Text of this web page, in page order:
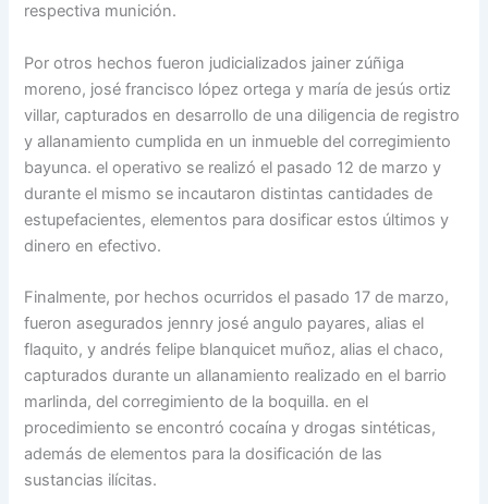
respectiva munición.
Por otros hechos fueron judicializados jainer zúñiga
moreno, josé francisco lópez ortega y maría de jesús ortiz
villar, capturados en desarrollo de una diligencia de registro
y allanamiento cumplida en un inmueble del corregimiento
bayunca. el operativo se realizó el pasado 12 de marzo y
durante el mismo se incautaron distintas cantidades de
estupefacientes, elementos para dosificar estos últimos y
dinero en efectivo.
Finalmente, por hechos ocurridos el pasado 17 de marzo,
fueron asegurados jennry josé angulo payares, alias el
flaquito, y andrés felipe blanquicet muñoz, alias el chaco,
capturados durante un allanamiento realizado en el barrio
marlinda, del corregimiento de la boquilla. en el
procedimiento se encontró cocaína y drogas sintéticas,
además de elementos para la dosificación de las
sustancias ilícitas.